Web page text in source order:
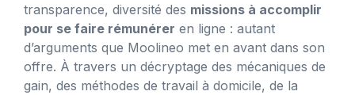
transparence, diversité des missions à accomplir
pour se faire rémunérer en ligne : autant
d’arguments que Moolineo met en avant dans son
offre. À travers un décryptage des mécaniques de
gain, des méthodes de travail à domicile, de la